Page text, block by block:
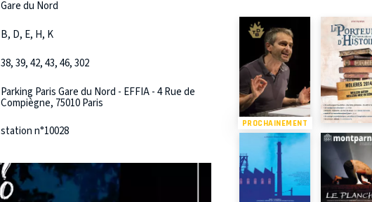
Gare du Nord
B, D, E, H, K
38, 39, 42, 43, 46, 302
Parking Paris Gare du Nord - EFFIA - 4 Rue de
Compiègne, 75010 Paris
station n°10028
PROCHAINEMENT